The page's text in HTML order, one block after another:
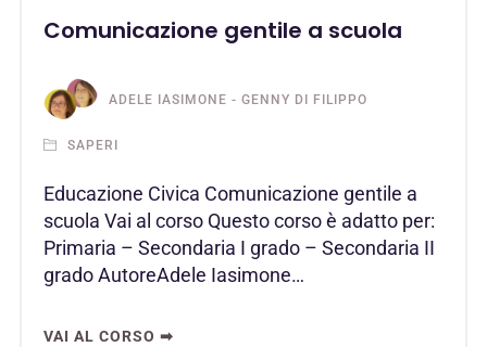
Comunicazione gentile a scuola
ADELE IASIMONE - GENNY DI FILIPPO
SAPERI
Educazione Civica Comunicazione gentile a
scuola Vai al corso Questo corso è adatto per:
Primaria – Secondaria I grado – Secondaria II
grado AutoreAdele Iasimone…
VAI AL CORSO ➡